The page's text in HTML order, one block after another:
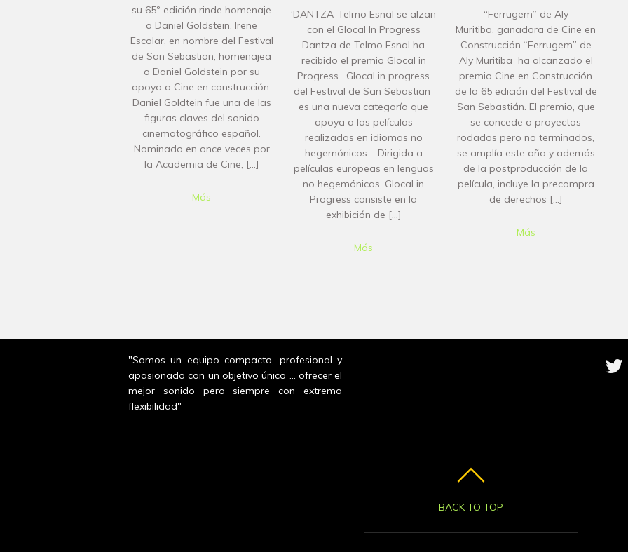
su 65º edición rinde homenaje
a Daniel Goldstein. Irene
Escolar, en nombre del Festival
de San Sebastian, homenajea
a Daniel Goldstein por su
apoyo a Cine en construcción.
Daniel Goldtein fue una de las
figuras claves del sonido
cinematográfico español.
Nominado en once veces por
la Academia de Cine, […]
Más
‘DANTZA’ Telmo Esnal se alzan
con el Glocal In Progress
Dantza de Telmo Esnal ha
recibido el premio Glocal in
Progress. Glocal in progress
del Festival de San Sebastian
es una nueva categoría que
apoya a las películas
realizadas en idiomas no
hegemónicos. Dirigida a
películas europeas en lenguas
no hegemónicas, Glocal in
Progress consiste en la
exhibición de […]
Más
“Ferrugem” de Aly
Muritiba, ganadora de Cine en
Construcción “Ferrugem” de
Aly Muritiba ha alcanzado el
premio Cine en Construcción
de la 65 edición del Festival de
San Sebastián. El premio, que
se concede a proyectos
rodados pero no terminados,
se amplía este año y además
de la postproducción de la
película, incluye la precompra
de derechos […]
Más
"Somos un equipo compacto, profesional y
apasionado con un objetivo único ... ofrecer el
mejor sonido pero siempre con extrema
flexibilidad"
BACK TO TOP